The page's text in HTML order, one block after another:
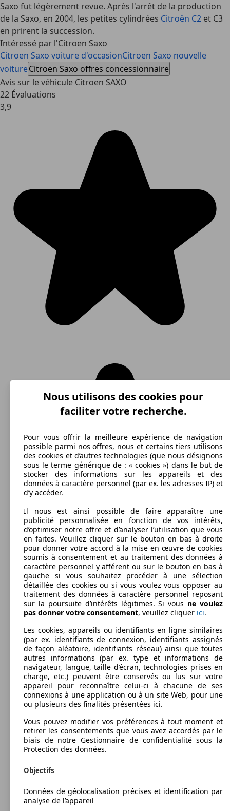
Saxo fut légèrement revue. Après l'arrêt de la production
de la Saxo, en 2004, les petites cylindrées Citroën C2 et C3
en prirent la succession.
Intéressé par l'Citroen Saxo
Citroen Saxo voiture d'occasionCitroen Saxo nouvelle
voitureCitroen Saxo offres concessionnaire
Avis sur le véhicule Citroen SAXO
22 Évaluations
3,9
Nous utilisons des cookies pour
faciliter votre recherche.
Pour vous offrir la meilleure expérience de navigation
possible parmi nos offres, nous et certains tiers utilisons
des cookies et d’autres technologies (que nous désignons
sous le terme générique de : « cookies ») dans le but de
stocker des informations sur les appareils et des
données à caractère personnel (par ex. les adresses IP) et
d’y accéder.
Il nous est ainsi possible de faire apparaître une
publicité personnalisée en fonction de vos intérêts,
d’optimiser notre offre et d’analyser l’utilisation que vous
en faites. Veuillez cliquer sur le bouton en bas à droite
pour donner votre accord à la mise en œuvre de cookies
soumis à consentement et au traitement des données à
caractère personnel y afférent ou sur le bouton en bas à
gauche si vous souhaitez procéder à une sélection
détaillée des cookies ou si vous voulez vous opposer au
traitement des données à caractère personnel reposant
sur la poursuite d’intérêts légitimes. Si vous ne voulez
pas donner votre consentement, veuillez cliquer ici.
Les cookies, appareils ou identifiants en ligne similaires
(par ex. identifiants de connexion, identifiants assignés
de façon aléatoire, identifiants réseau) ainsi que toutes
autres informations (par ex. type et informations de
navigateur, langue, taille d’écran, technologies prises en
charge, etc.) peuvent être conservés ou lus sur votre
appareil pour reconnaître celui-ci à chacune de ses
connexions à une application ou à un site Web, pour une
ou plusieurs des finalités présentées ici.
Vous pouvez modifier vos préférences à tout moment et
retirer les consentements que vous avez accordés par le
biais de notre Gestionnaire de confidentialité sous la
Protection des données.
Objectifs
Données de géolocalisation précises et identification par
analyse de l’appareil